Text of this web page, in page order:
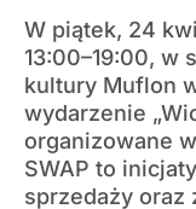
W piątek, 24
13:00–19:00, w
kultury Muflon
wydarzenie
organizowane
SWAP to
sprzedaży oraz